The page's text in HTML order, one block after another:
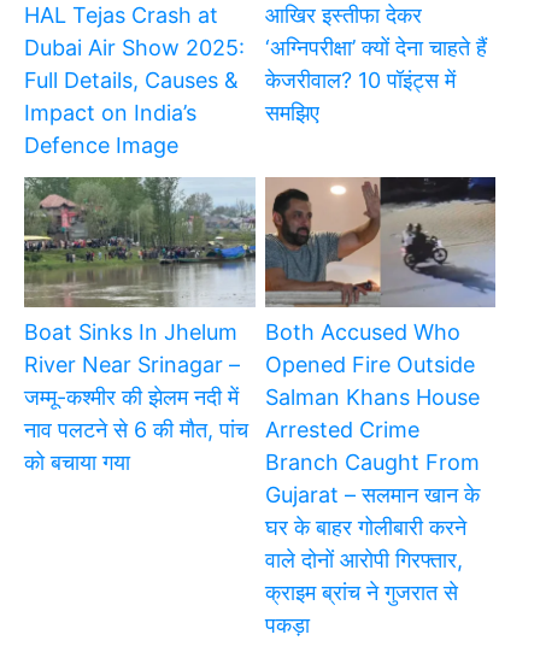
HAL Tejas Crash at
Dubai Air Show 2025:
Full Details, Causes &
Impact on India’s
Defence Image
आखिर इस्तीफा देकर
‘अग्निपरीक्षा’ क्यों देना चाहते हैं
केजरीवाल? 10 पॉइंट्स में
समझिए
Boat Sinks In Jhelum
River Near Srinagar –
जम्मू-कश्मीर की झेलम नदी में
नाव पलटने से 6 की मौत, पांच
को बचाया गया
Both Accused Who
Opened Fire Outside
Salman Khans House
Arrested Crime
Branch Caught From
Gujarat – सलमान खान के
घर के बाहर गोलीबारी करने
वाले दोनों आरोपी गिरफ्तार,
क्राइम ब्रांच ने गुजरात से
पकड़ा